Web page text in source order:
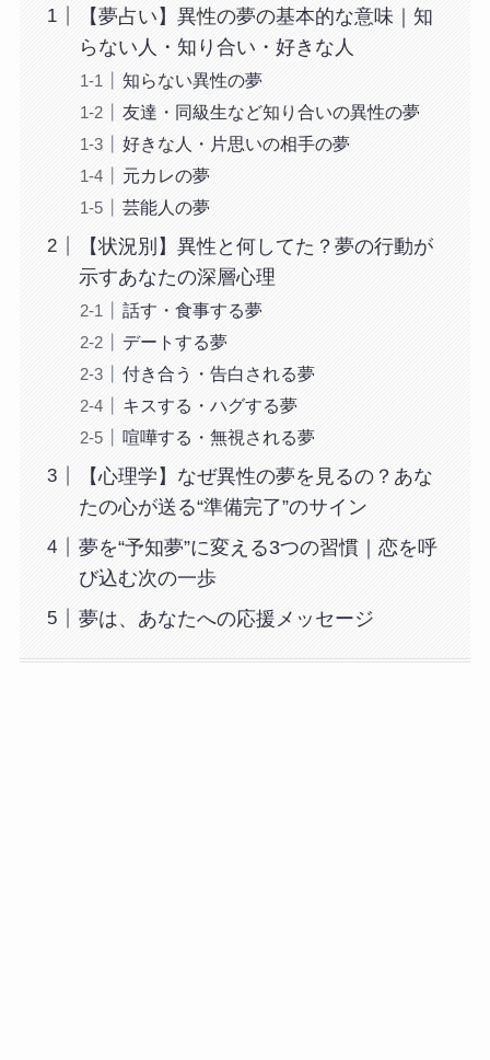
【夢占い】異性の夢の基本的な意味｜知
らない人・知り合い・好きな人
知らない異性の夢
友達・同級生など知り合いの異性の夢
好きな人・片思いの相手の夢
元カレの夢
芸能人の夢
【状況別】異性と何してた？夢の行動が
示すあなたの深層心理
話す・食事する夢
デートする夢
付き合う・告白される夢
キスする・ハグする夢
喧嘩する・無視される夢
【心理学】なぜ異性の夢を見るの？あな
たの心が送る“準備完了”のサイン
夢を“予知夢”に変える3つの習慣｜恋を呼
び込む次の一歩
夢は、あなたへの応援メッセージ